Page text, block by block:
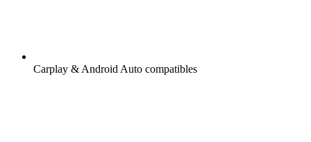
Carplay & Android Auto compatibles